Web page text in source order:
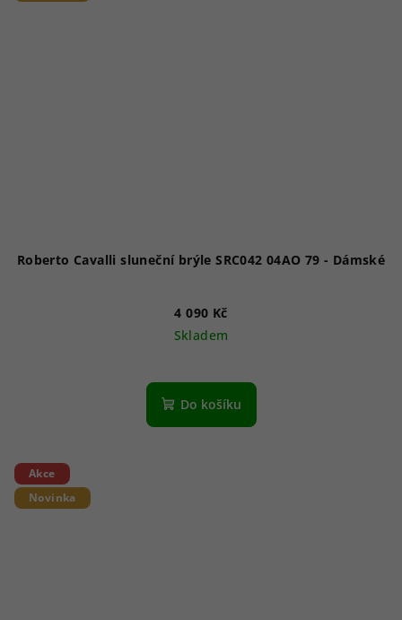
Roberto Cavalli sluneční brýle SRC042 04AO 79 - Dámské
4 090 Kč
Skladem
Do košíku
Akce
Novinka